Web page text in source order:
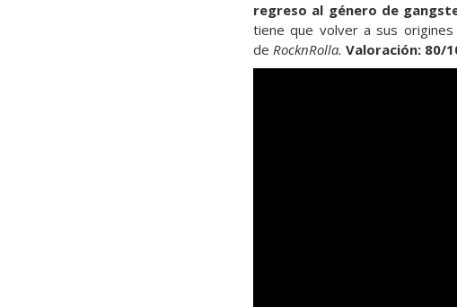
regreso al género de
tiene que volver a sus
de RocknRolla. Valoración: 80/